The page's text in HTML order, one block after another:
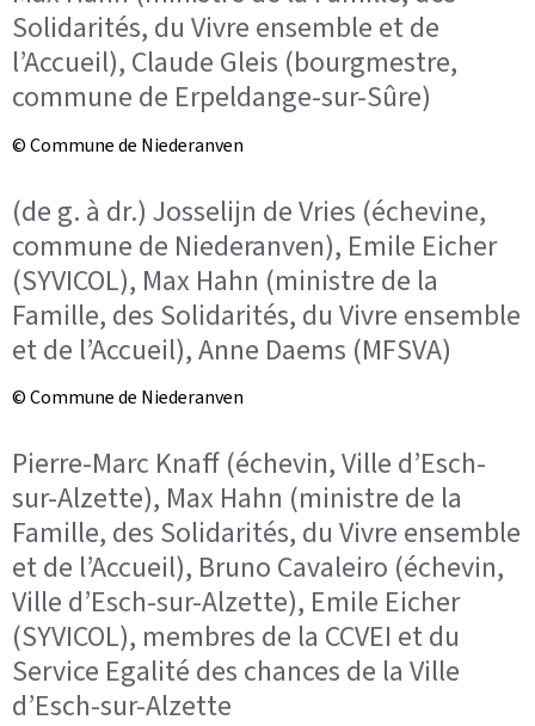
Solidarités, du Vivre ensemble et de
l’Accueil), Claude Gleis (bourgmestre,
commune de Erpeldange-sur-Sûre)
© Commune de Niederanven
(de g. à dr.) Josselijn de Vries (échevine,
commune de Niederanven), Emile Eicher
(SYVICOL), Max Hahn (ministre de la
Famille, des Solidarités, du Vivre ensemble
et de l’Accueil), Anne Daems (MFSVA)
© Commune de Niederanven
Pierre-Marc Knaff (échevin, Ville d’Esch-
sur-Alzette), Max Hahn (ministre de la
Famille, des Solidarités, du Vivre ensemble
et de l’Accueil), Bruno Cavaleiro (échevin,
Ville d’Esch-sur-Alzette), Emile Eicher
(SYVICOL), membres de la CCVEI et du
Service Egalité des chances de la Ville
d’Esch-sur-Alzette